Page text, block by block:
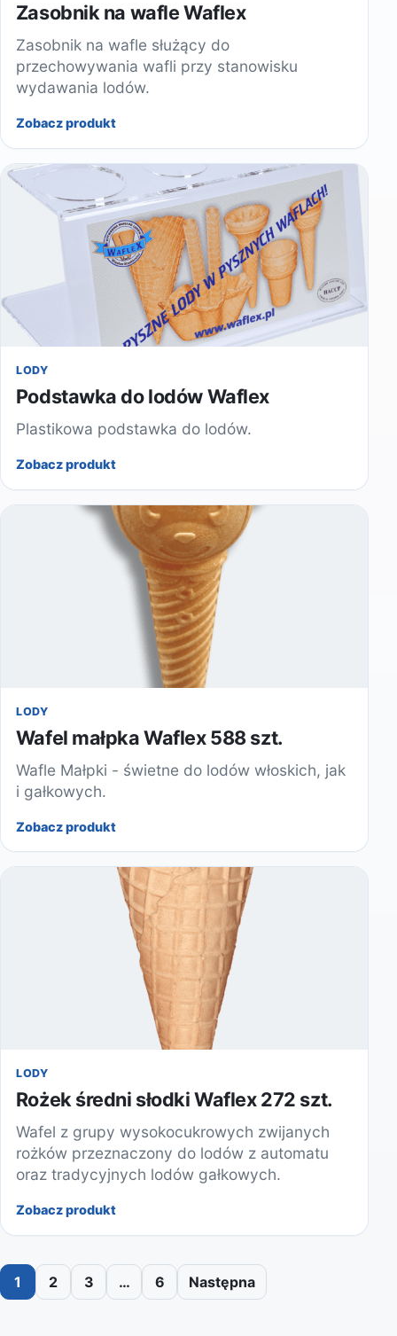
Zasobnik na wafle Waflex
Zasobnik na wafle służący do
przechowywania wafli przy stanowisku
wydawania lodów.
Zobacz produkt
LODY
Podstawka do lodów Waflex
Plastikowa podstawka do lodów.
Zobacz produkt
LODY
Wafel małpka Waflex 588 szt.
Wafle Małpki - świetne do lodów włoskich, jak
i gałkowych.
Zobacz produkt
LODY
Rożek średni słodki Waflex 272 szt.
Wafel z grupy wysokocukrowych zwijanych
rożków przeznaczony do lodów z automatu
oraz tradycyjnych lodów gałkowych.
Zobacz produkt
1 2 3 … 6 Następna